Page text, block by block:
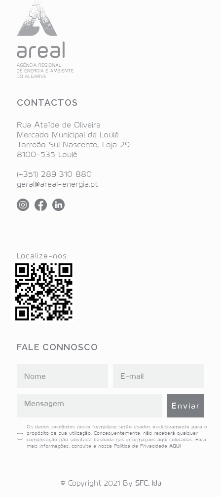
CONTACTOS
Rua Ataíde de Oliveira
Mercado Municipal de Loulé
Torreão Sul Nascente, Loja 29
8100-535 Loulé
(+351) 289 310 880
geral@areal-energia.pt
Localize-nos:
FALE CONNOSCO
Os dados recolhidos neste formulário serão usados exclusivamente para o
propósito da sua utilização. Consequentemente, não receberá qualquer
comunicação não solicitada baseada nas informações aqui colocadas. Para
mais informações, consulte a nossa Politica de Privacidade AQUI
© Copyright 2021 By SFC, lda